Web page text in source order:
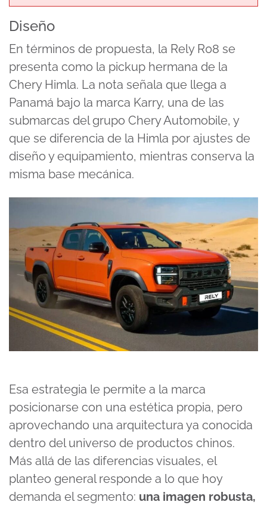
Diseño
En términos de propuesta, la Rely R08 se
presenta como la pickup hermana de la
Chery Himla. La nota señala que llega a
Panamá bajo la marca Karry, una de las
submarcas del grupo Chery Automobile, y
que se diferencia de la Himla por ajustes de
diseño y equipamiento, mientras conserva la
misma base mecánica.
Esa estrategia le permite a la marca
posicionarse con una estética propia, pero
aprovechando una arquitectura ya conocida
dentro del universo de productos chinos.
Más allá de las diferencias visuales, el
planteo general responde a lo que hoy
demanda el segmento: una imagen robusta,